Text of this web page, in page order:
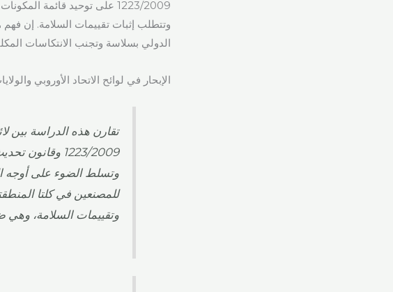
وتتطلب إثبات تقييمات السلامة. إن فهم
الدولي بسلاسة وتجنب الانتكاسات
الإبحار في لوائح الاتحاد الأوروبي
1223/2009
وتسلط الضوء على أوجه
للمصنعين في كلتا
وتقييمات السلامة، وهي